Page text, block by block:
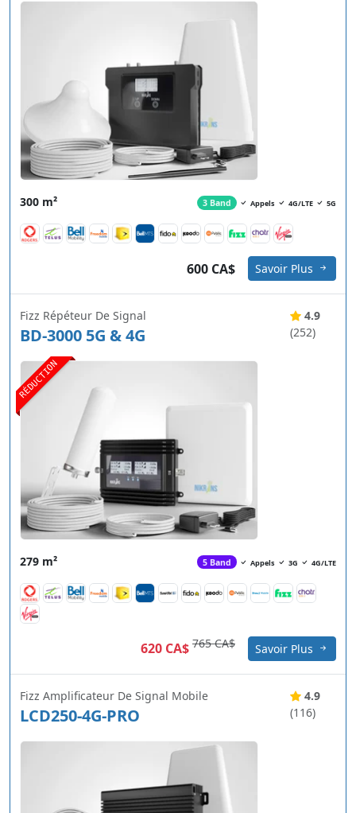
300 m² 3 Band Appels 4G/LTE 5G
600 CA$ Savoir Plus
RÉDUCTION
Fizz Répéteur De Signal
BD-3000 5G & 4G
4.9
(252)
279 m² 5 Band Appels 3G 4G/LTE
620 CA$ 765 CA$ Savoir Plus
Fizz Amplificateur De Signal Mobile
LCD250-4G-PRO
4.9
(116)